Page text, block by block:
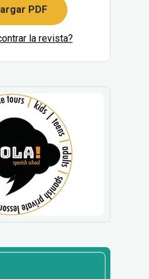
PDF
la revista?